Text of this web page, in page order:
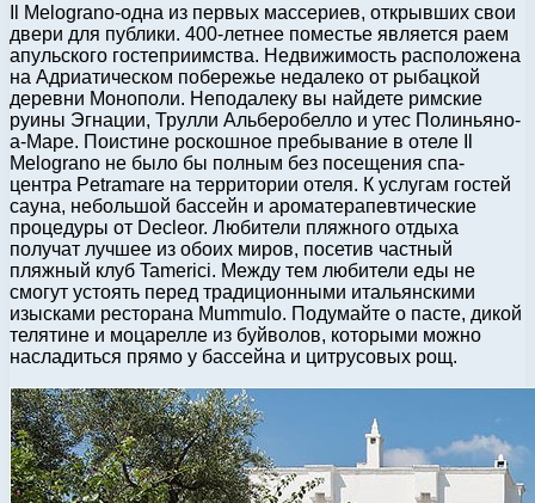
Il Melograno-одна из первых массериев, открывших свои
двери для публики. 400-летнее поместье является раем
апульского гостеприимства. Недвижимость расположена
на Адриатическом побережье недалеко от рыбацкой
деревни Монополи. Неподалеку вы найдете римские
руины Эгнации, Трулли Альберобелло и утес Полиньяно-
а-Маре. Поистине роскошное пребывание в отеле Il
Melograno не было бы полным без посещения спа-
центра Petramare на территории отеля. К услугам гостей
сауна, небольшой бассейн и ароматерапевтические
процедуры от Decleor. Любители пляжного отдыха
получат лучшее из обоих миров, посетив частный
пляжный клуб Tamerici. Между тем любители еды не
смогут устоять перед традиционными итальянскими
изысками ресторана Mummulo. Подумайте о пасте, дикой
телятине и моцарелле из буйволов, которыми можно
насладиться прямо у бассейна и цитрусовых рощ.